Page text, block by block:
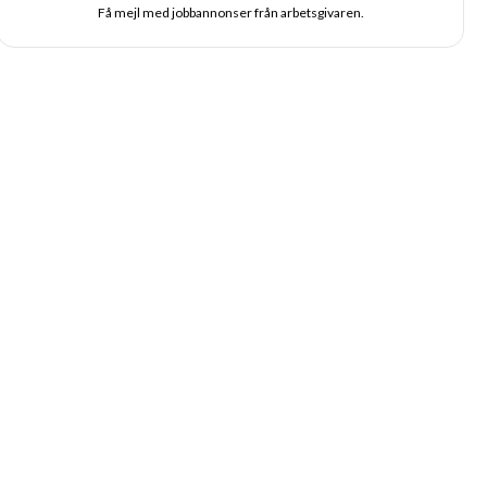
Få mejl med jobbannonser från arbetsgivaren.